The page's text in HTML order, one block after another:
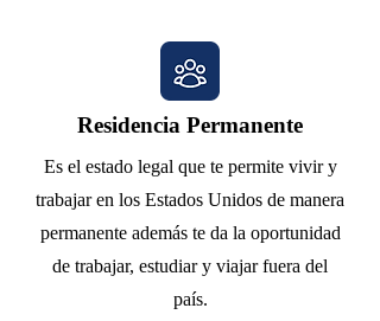
Residencia Permanente
Es el estado legal que te permite vivir y
trabajar en los Estados Unidos de manera
permanente además te da la oportunidad
de trabajar, estudiar y viajar fuera del
país.